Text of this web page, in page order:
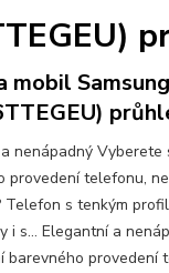
mobil
nenápadný Vyberete
provedení telefonu,
Telefon s tenkým
i s… Elegantní a
barevného provedení